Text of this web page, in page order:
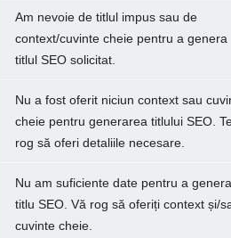
Am nevoie de titlul impus sau de
context/cuvinte cheie pentru a genera
titlul SEO solicitat.
Nu a fost oferit niciun context sau
cheie pentru generarea titlului SEO.
rog să oferi detaliile necesare.
Nu am suficiente date pentru a
titlu SEO. Vă rog să oferiți context și/
cuvinte cheie.